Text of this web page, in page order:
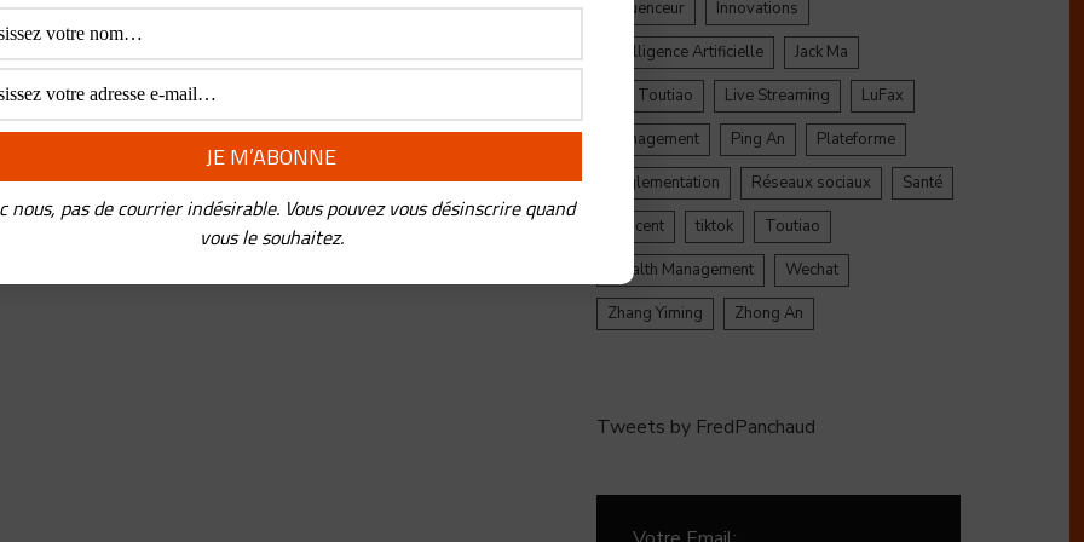
Influenceur
Innovations
Intelligence Artificielle
Jack Ma
Jinri Toutiao
Live Streaming
LuFax
Management
Ping An
Plateforme
Réglementation
Réseaux sociaux
Santé
Tencent
tiktok
Toutiao
Wealth Management
Wechat
Zhang Yiming
Zhong An
Tweets by FredPanchaud
nous, pas de courrier indésirable. Vous pouvez vous désinscrire quand
vous le souhaitez.